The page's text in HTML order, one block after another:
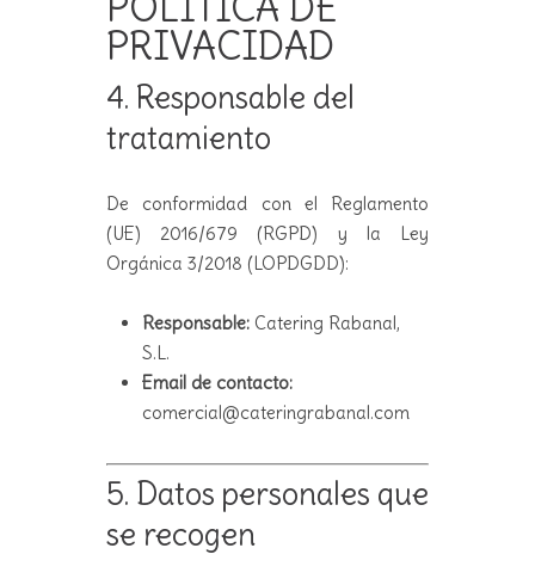
PRIVACIDAD
4. Responsable del
tratamiento
De conformidad con el Reglamento
(UE) 2016/679 (RGPD) y la Ley
Orgánica 3/2018 (LOPDGDD):
Responsable: Catering Rabanal,
S.L.
Email de contacto:
comercial@cateringrabanal.com
5. Datos personales que
se recogen